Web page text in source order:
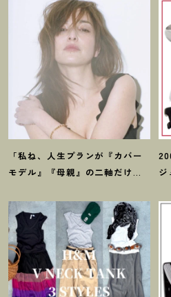
「私ね、人生プランが『カバー
モデル』『母親』の二軸だけな
き方】
ジ
ド